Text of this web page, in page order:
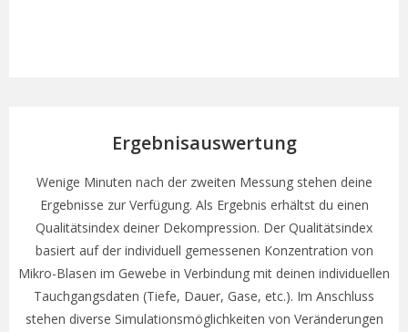
Ergebnisauswertung
Wenige Minuten nach der zweiten Messung stehen deine
Ergebnisse zur Verfügung. Als Ergebnis erhältst du einen
Qualitätsindex deiner Dekompression. Der Qualitätsindex
basiert auf der individuell gemessenen Konzentration von
Mikro-Blasen im Gewebe in Verbindung mit deinen individuellen
Tauchgangsdaten (Tiefe, Dauer, Gase, etc.). Im Anschluss
stehen diverse Simulationsmöglichkeiten von Veränderungen